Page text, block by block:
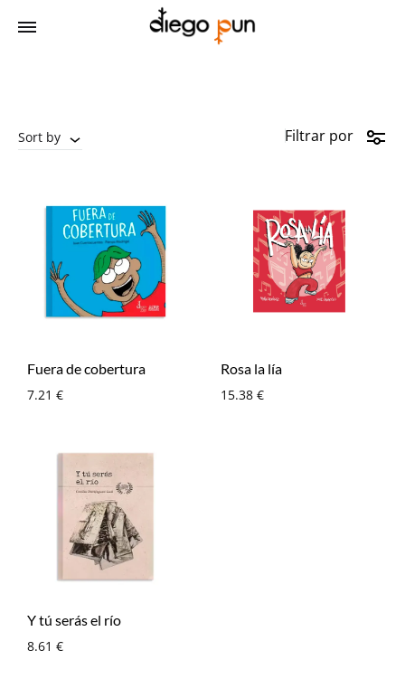
Sort by Filtrar por
Fuera de cobertura
7.21 €
Rosa la lía
15.38 €
Y tú serás el río
8.61 €